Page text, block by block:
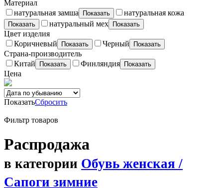
Материал
натуральная замша
Показать натуральная кожа
Показать натуральный мех Показать
Цвет изделия
Коричневый
Показать Черный Показать
Страна-производитель
Китай
Показать Финляндия Показать
Цена
ПоказатьСбросить
Фильтр товаров
Распродажа
в категории Обувь женская /
Сапоги зимние